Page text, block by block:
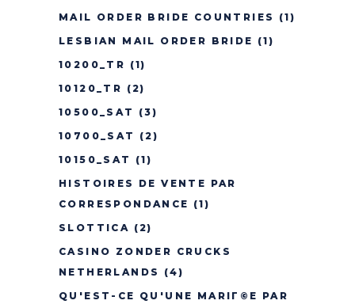
MAIL ORDER BRIDE COUNTRIES
(1)
LESBIAN MAIL ORDER BRIDE (1)
10200_TR (1)
10120_TR (2)
10500_SAT
(3)
10700_SAT
(2)
10150_SAT
(1)
HISTOIRES DE VENTE PAR
CORRESPONDANCE (1)
SLOTTICA (2)
CASINO ZONDER CRUCKS
NETHERLANDS
(4)
QU'EST-CE QU'UNE MARIГ©E PAR